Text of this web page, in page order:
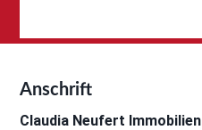
Anschrift
Claudia Neufert Immobilien